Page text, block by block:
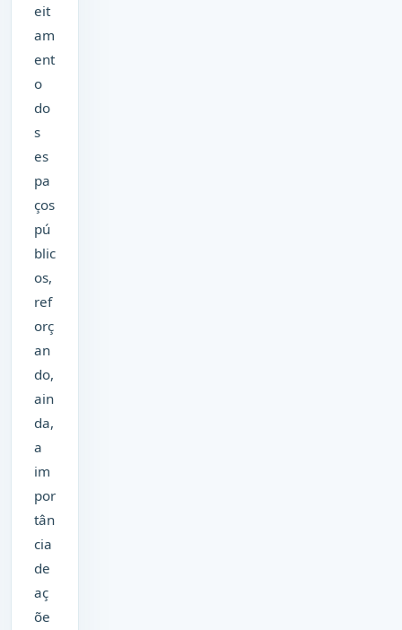
eit
am
ent
o
do
s
es
pa
ços
pú
blic
os,
ref
orç
an
do,
ain
da,
a
im
por
tân
cia
de
aç
õe